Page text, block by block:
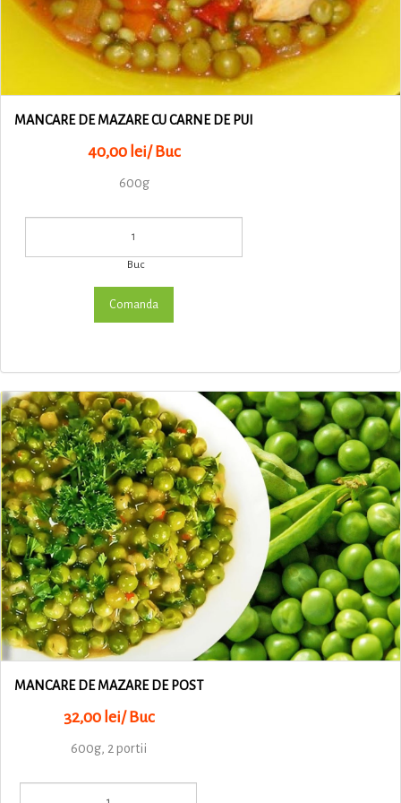
MANCARE DE MAZARE CU CARNE DE PUI
40,00 lei/ Buc
600g
Buc
MANCARE DE MAZARE DE POST
32,00 lei/ Buc
600g, 2 portii